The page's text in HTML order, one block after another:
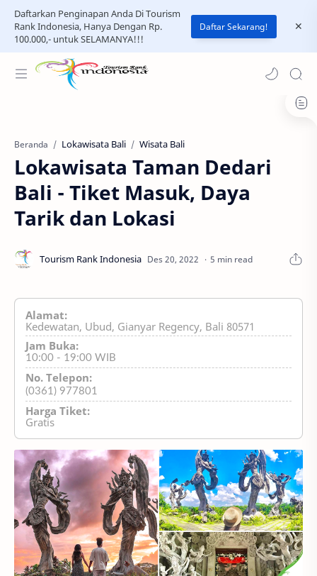
Daftarkan Penginapan Anda Di Tourism
Rank Indonesia, Hanya Dengan Rp.
100.000,- untuk SELAMANYA!!!
Daftar Sekarang!
Beranda Lokawisata Bali Wisata Bali
Lokawisata Taman Dedari
Bali - Tiket Masuk, Daya
Tarik dan Lokasi
5 min read
Alamat:
Kedewatan, Ubud, Gianyar Regency, Bali 80571
Jam Buka:
10:00 - 19:00 WIB
No. Telepon:
(0361) 977801
Harga Tiket:
Gratis